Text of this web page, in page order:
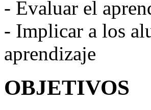
- Evaluar el
- Implicar a los
aprendizaje
OBJETIVOS